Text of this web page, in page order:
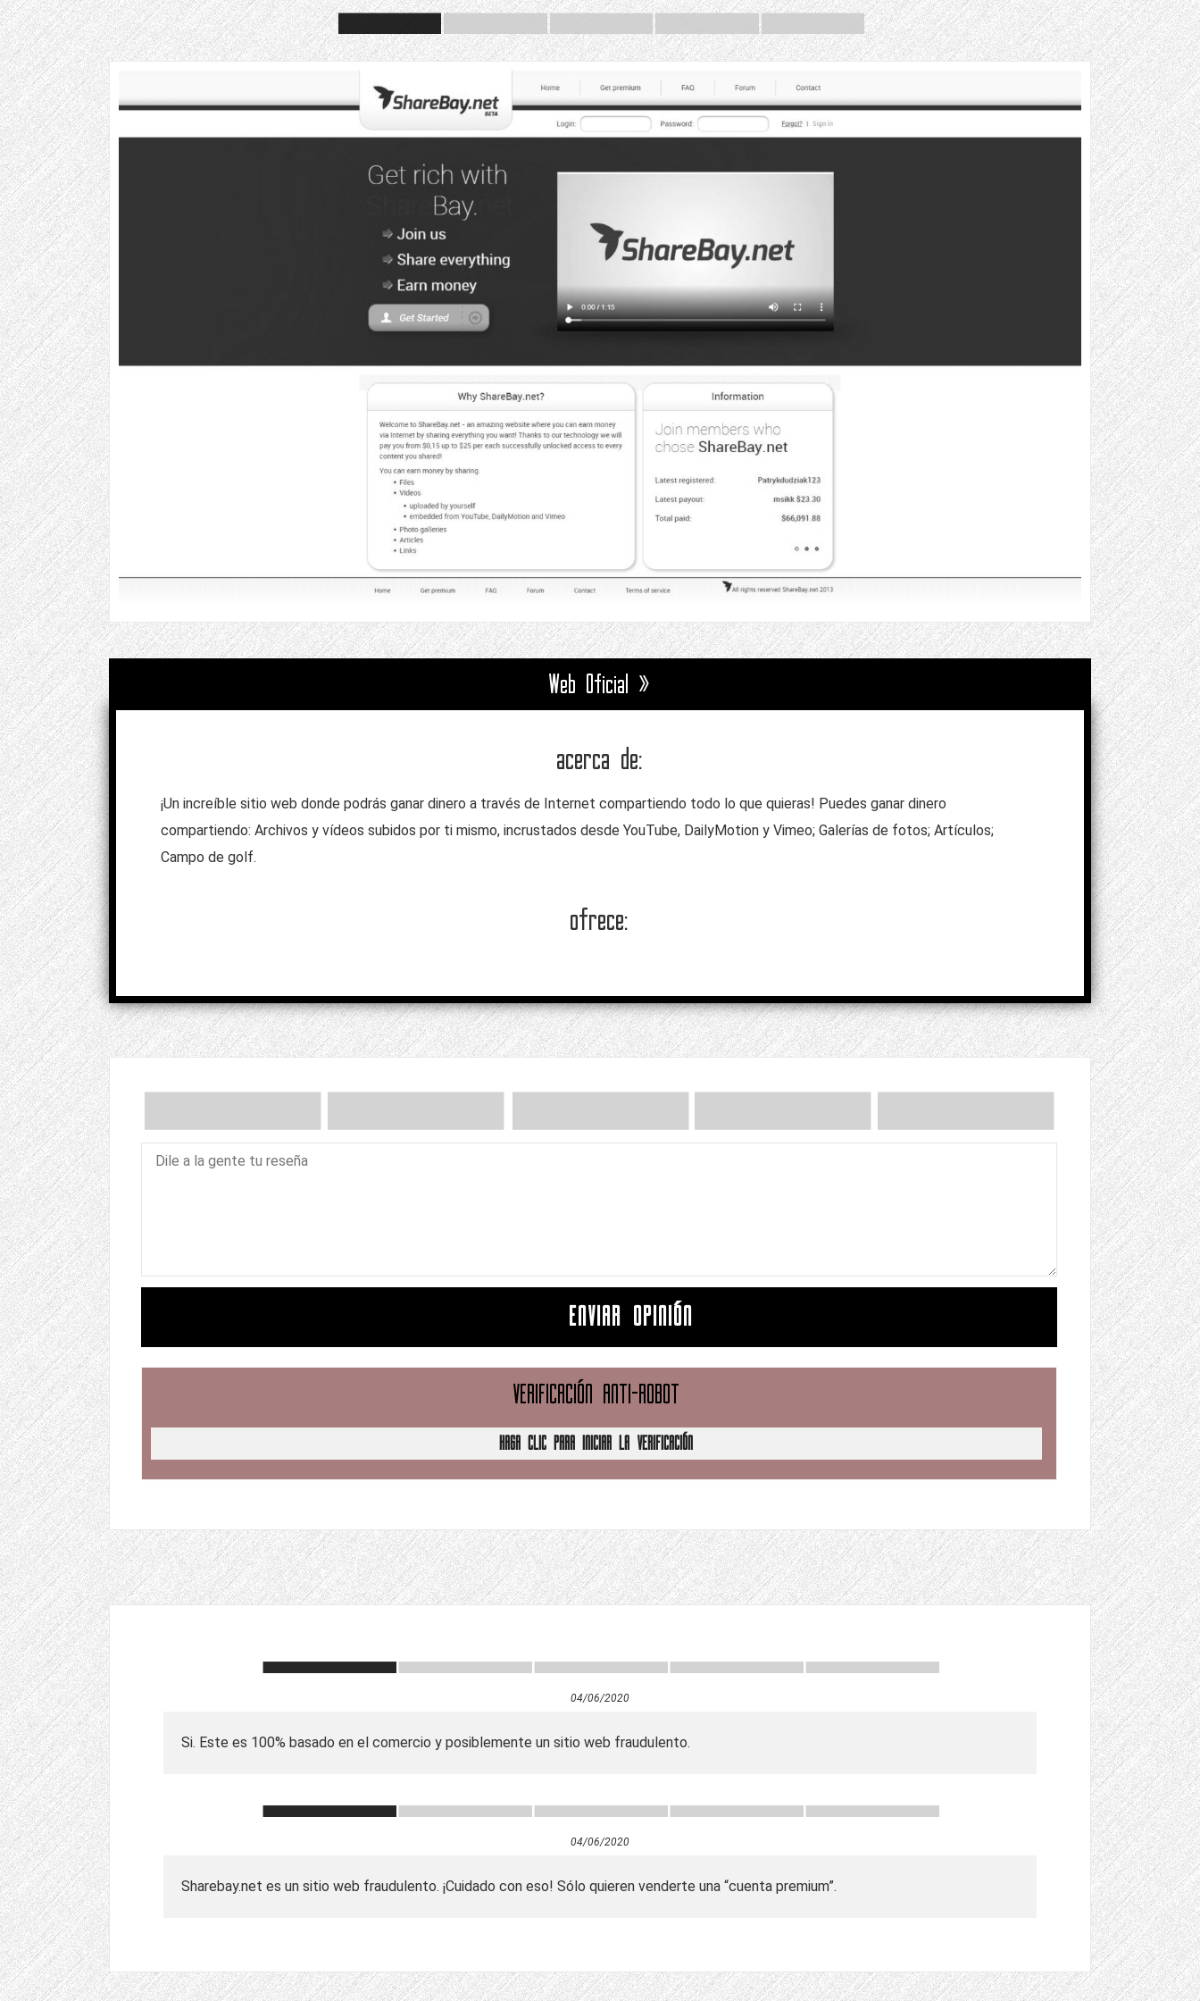
Web Oficial »
acerca de:
¡Un increíble sitio web donde podrás ganar dinero a través de Internet compartiendo todo lo que quieras! Puedes ganar dinero
compartiendo: Archivos y vídeos subidos por ti mismo, incrustados desde YouTube, DailyMotion y Vimeo; Galerías de fotos; Artículos;
Campo de golf.
ofrece:
ENVIAR OPINIÓN
VERIFICACIÓN ANTI-ROBOT
HAGA CLIC PARA INICIAR LA VERIFICACIÓN
04/06/2020
Si. Este es 100% basado en el comercio y posiblemente un sitio web fraudulento.
04/06/2020
Sharebay.net es un sitio web fraudulento. ¡Cuidado con eso! Sólo quieren venderte una “cuenta premium”.